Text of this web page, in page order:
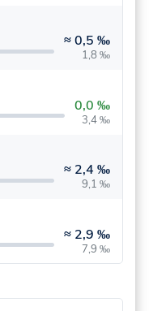
≈0,5 ‰
1,8 ‰
0,0 ‰
3,4 ‰
≈ 2,4 ‰
9,1 ‰
≈ 2,9 ‰
7,9 ‰